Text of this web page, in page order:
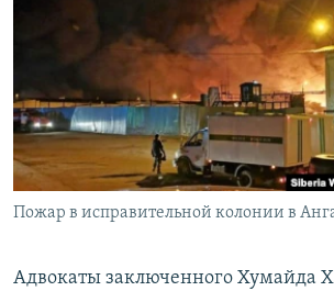
ПОДПИШИТЕСЬ НА РАССЫЛКУ
СОЦИАЛЬНЫЕ СЕТИ
Пожар в исправительной колонии в
Адвокаты заключенного Хумайда